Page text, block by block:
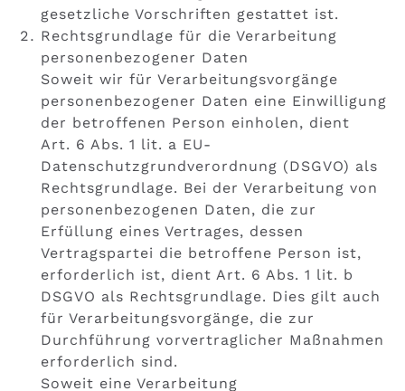
gesetzliche Vorschriften gestattet ist.
Rechtsgrundlage für die Verarbeitung
personenbezogener Daten
Soweit wir für Verarbeitungsvorgänge
personenbezogener Daten eine Einwilligung
der betroffenen Person einholen, dient
Art. 6 Abs. 1 lit. a EU-
Datenschutzgrundverordnung (DSGVO) als
Rechtsgrundlage. Bei der Verarbeitung von
personenbezogenen Daten, die zur
Erfüllung eines Vertrages, dessen
Vertragspartei die betroffene Person ist,
erforderlich ist, dient Art. 6 Abs. 1 lit. b
DSGVO als Rechtsgrundlage. Dies gilt auch
für Verarbeitungsvorgänge, die zur
Durchführung vorvertraglicher Maßnahmen
erforderlich sind.
Soweit eine Verarbeitung